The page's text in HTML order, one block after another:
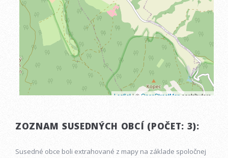
ZOZNAM SUSEDNÝCH OBCÍ (POČET: 3):
Susedné obce boli extrahované z mapy na základe spoločnej